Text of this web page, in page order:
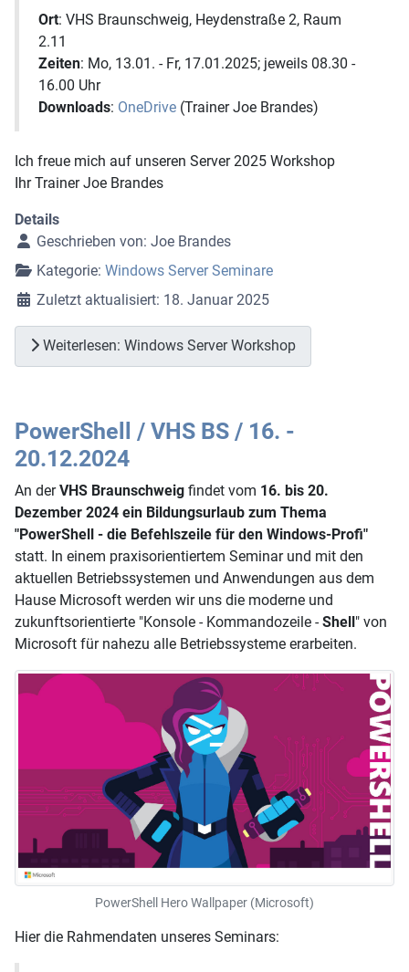
Ort: VHS Braunschweig, Heydenstraße 2, Raum
2.11
Zeiten: Mo, 13.01. - Fr, 17.01.2025; jeweils 08.30 -
16.00 Uhr
Downloads: OneDrive (Trainer Joe Brandes)
Ich freue mich auf unseren Server 2025 Workshop
Ihr Trainer Joe Brandes
Details
Geschrieben von: Joe Brandes
Kategorie: Windows Server Seminare
Zuletzt aktualisiert: 18. Januar 2025
Weiterlesen: Windows Server Workshop
PowerShell / VHS BS / 16. -
20.12.2024
An derVHS Braunschweig findet vom 16. bis 20.
Dezember 2024 ein Bildungsurlaub zum Thema
"PowerShell - die Befehlszeile für den Windows-Profi"
statt. In einem praxisorientiertem Seminar und mit den
aktuellen Betriebssystemen und Anwendungen aus dem
Hause Microsoft werden wir uns die moderne und
zukunftsorientierte "Konsole - Kommandozeile -Shell" von
Microsoft für nahezu alle Betriebssysteme erarbeiten.
PowerShell Hero Wallpaper (Microsoft)
Hier die Rahmendaten unseres Seminars: